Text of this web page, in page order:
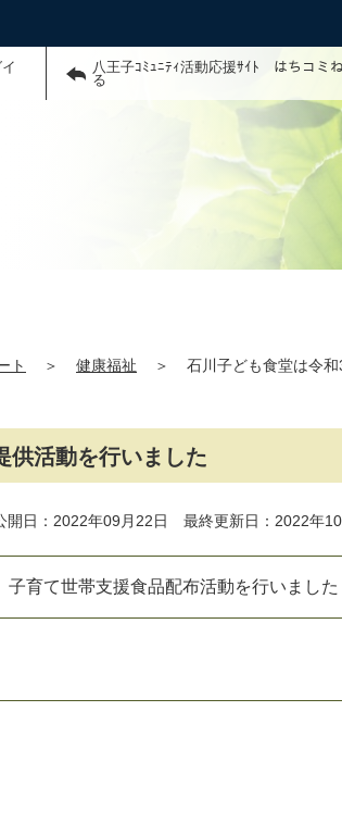
八王子ｺﾐｭﾆﾃｨ活動応援ｻｲﾄ はちコミ
る
ト ＞ 健康福祉 ＞
石川子ども食堂は令
供活動を行いました
開日：2022年09月22日 最終更新日：2022年
子育て世帯支援食品配布活動を行い ま した